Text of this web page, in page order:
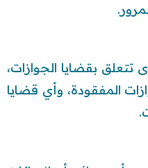
بقضايا الجوازات،
المفقودة، وأي قضايا